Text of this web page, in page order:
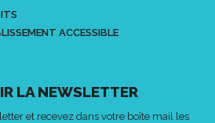
ACCESSIBLE
LA NEWSLETTER
et recevez dans votre boîte mail les